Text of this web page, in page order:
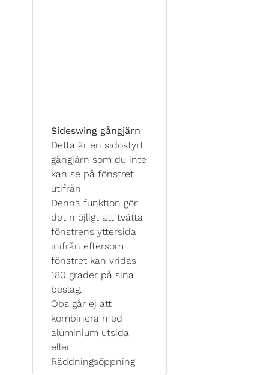
Sideswing gångjärn
Detta är en sidostyrt
gångjärn som du inte
kan se på fönstret
utifrån
Denna funktion gör
det möjligt att tvätta
fönstrens yttersida
inifrån eftersom
fönstret kan vridas
180 grader på sina
beslag.
Obs går ej att
kombinera med
aluminium utsida
eller
Räddningsöppning